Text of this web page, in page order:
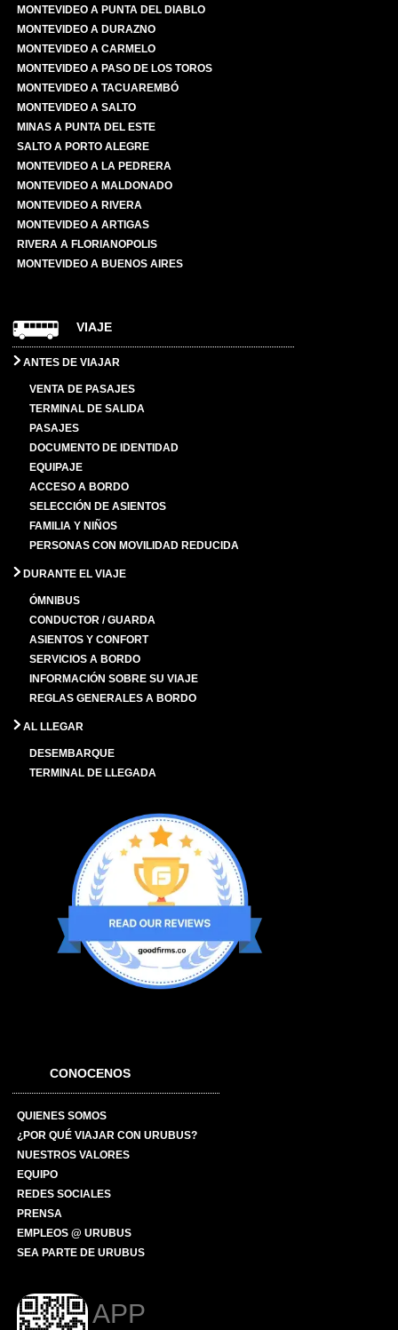
MONTEVIDEO A PUNTA DEL DIABLO
MONTEVIDEO A DURAZNO
MONTEVIDEO A CARMELO
MONTEVIDEO A PASO DE LOS TOROS
MONTEVIDEO A TACUAREMBÓ
MONTEVIDEO A SALTO
MINAS A PUNTA DEL ESTE
SALTO A PORTO ALEGRE
MONTEVIDEO A LA PEDRERA
MONTEVIDEO A MALDONADO
MONTEVIDEO A RIVERA
MONTEVIDEO A ARTIGAS
RIVERA A FLORIANOPOLIS
MONTEVIDEO A BUENOS AIRES
VIAJE
ANTES DE VIAJAR
VENTA DE PASAJES
TERMINAL DE SALIDA
PASAJES
DOCUMENTO DE IDENTIDAD
EQUIPAJE
ACCESO A BORDO
SELECCIÓN DE ASIENTOS
FAMILIA Y NIÑOS
PERSONAS CON MOVILIDAD REDUCIDA
DURANTE EL VIAJE
ÓMNIBUS
CONDUCTOR / GUARDA
ASIENTOS Y CONFORT
SERVICIOS A BORDO
INFORMACIÓN SOBRE SU VIAJE
REGLAS GENERALES A BORDO
AL LLEGAR
DESEMBARQUE
TERMINAL DE LLEGADA
CONOCENOS
QUIENES SOMOS
¿POR QUÉ VIAJAR CON URUBUS?
NUESTROS VALORES
EQUIPO
REDES SOCIALES
PRENSA
EMPLEOS @ URUBUS
SEA PARTE DE URUBUS
APP